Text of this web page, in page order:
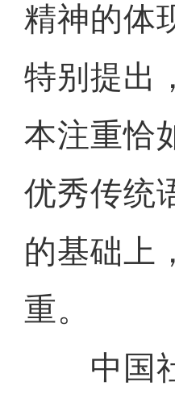
精神的体
特别提出
本注重恰
优秀传统
的基础上
重。
中国社